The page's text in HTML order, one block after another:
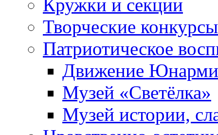
Кружки и секции
Творческие конкурсы
Патриотическое
Движение
Музей «Светёлка»
Музей истории,